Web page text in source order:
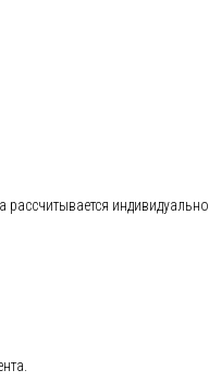
индивидуально.